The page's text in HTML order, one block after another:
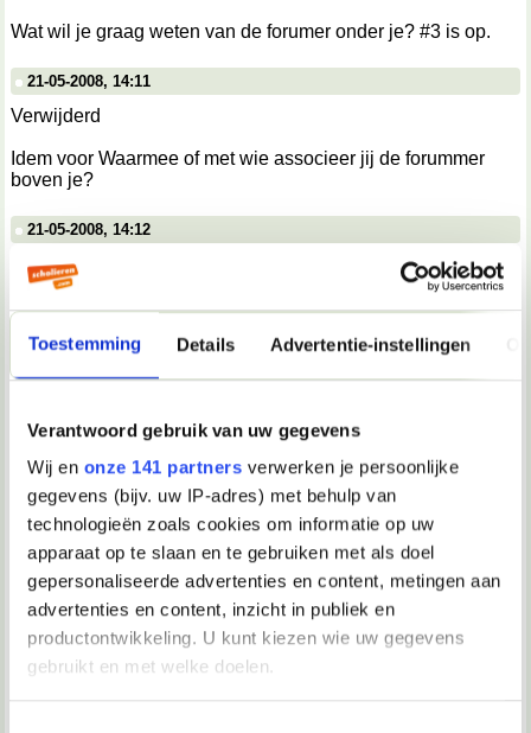
Toestemming Details Advertentie-instellingen
Verantwoord gebruik van uw gegevens
Wij en onze 141 partners verwerken je persoonlijke
gegevens (bijv. uw IP-adres) met behulp van
technologieën zoals cookies om informatie op uw
apparaat op te slaan en te gebruiken met als doel
gepersonaliseerde advertenties en content, metingen aan
advertenties en content, inzicht in publiek en
productontwikkeling. U kunt kiezen wie uw gegevens
gebruikt en met welke doelen.
Wat wil je graag weten van de forumer onder je? #3 is op.
21-05-2008, 14:11
Verwijderd
Idem voor Waarmee of met wie associeer jij de forummer
boven je?
21-05-2008, 14:12
Verwijderd
En het Associatietopic
21-05-2008, 14:13
En er is al een nieuw Ctrl + V topic, maar hier staat de oude
21-05-2008, 14:13
Verwijderd
En sorry voor de hoeveelheid posts
21-05-2008, 14:15
Dark Phoenix